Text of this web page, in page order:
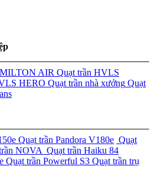
AIR Quạt trần HVLS
HERO Quạt trần nhà xưởng Quạt
Quạt trần Pandora V180e Quạt
NOVA Quạt trần Haiku 84
Quạt trần Powerful S3 Quạt trần trụ